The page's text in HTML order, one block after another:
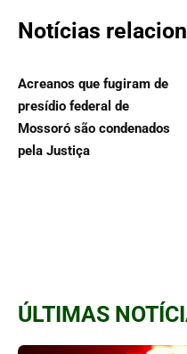
Notícias
Acreanos que fugiram de
presídio federal de
Mossoró são condenados
pela Justiça
ÚLTIMAS